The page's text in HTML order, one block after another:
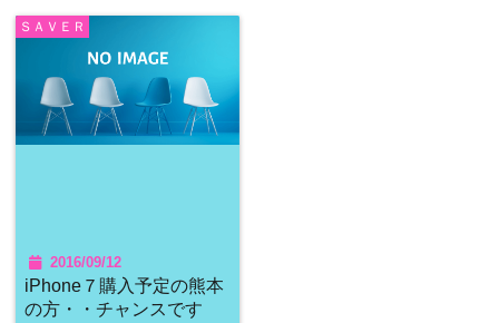
ＳＡＶＥＲ
2016/09/12
iPhone７購入予定の熊本
の方・・チャンスです